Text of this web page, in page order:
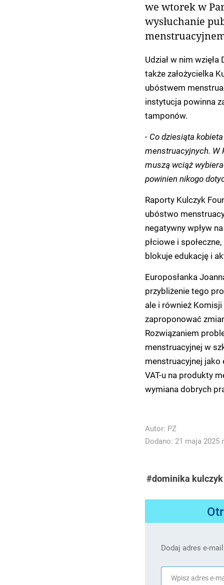
we wtorek w
wysłuchanie
Udział w nim
także założycielka
ubóstwem
instytucja powinna
tamponów.
- Co dziesiąta
menstruacyjnych. W
muszą wciąż
powinien nikogo
Raporty Kulczyk
ubóstwo
negatywny wpływ
płciowe i społeczne,
blokuje edukację i
Europosłanka
przybliżenie tego
ale i również
zaproponować
Rozwiązaniem
menstruacyjnej w
menstruacyjnej
VAT-u na produkty
wymiana dobrych
Autor: PZ
Dodano: 21 maja 2025
#dominika kulczyk
Dodaj adres e-